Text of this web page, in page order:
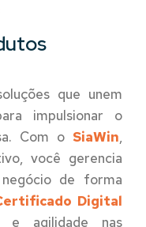
que unem
impulsionar o
Com o SiaWin,
você gerencia
de forma
Digital
e agilidade nas